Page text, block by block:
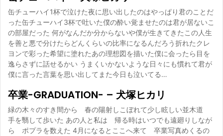
缶チューハイ1杯で泣けた夜に思い出したのはやっぱり君のことだ
った缶チューハイ3杯で吐いた僕の酔い覚ませたのは君が居ないこ
の部屋だった 何がなんだか分からないや僕が生きてきたこの人生
を善と悪で分けたらどんくらいの比率になるんだろう折れたクレ
ヨンで彩った希望に塗れたあの理想図を描いた僕に会ったら目を
逸らさずに話せるかい うまくいかないような日々にも慣れて君が
僕に言った言葉を思い出してまた今日も泣いてる…
卒業-GRADUATION- – 犬塚ヒカリ
緑の木々のすき間から 春の陽射しこぼれて少し眩しい並木道
手を翳して歩いた あの人と私は 帰る時はいつでも遠廻りしなが
ら ポプラを数えた 4月になるとここへ来て 卒業写真めくるの